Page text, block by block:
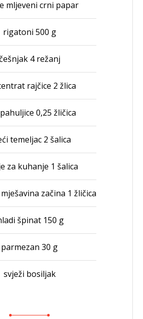
mljeveni crni papar
rigatoni 500 g
češnjak 4 režanj
rajčice 2 žlica
0,25 žličica
temeljac 2 šalica
za kuhanje 1 šalica
začina 1 žličica
špinat 150 g
parmezan 30 g
svježi bosiljak